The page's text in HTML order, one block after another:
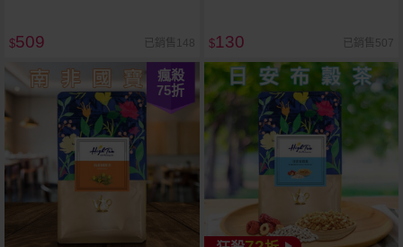
$509 已銷售148 $130 已銷售507
瘋殺
75折